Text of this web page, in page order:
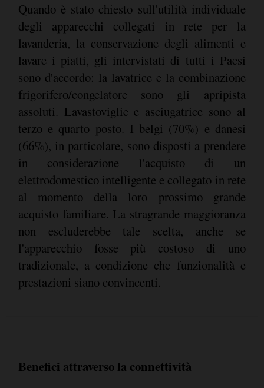
Quando è stato chiesto sull'utilità individuale
degli apparecchi collegati in rete per la
lavanderia, la conservazione degli alimenti e
lavare i piatti, gli intervistati di tutti i Paesi
sono d'accordo: la lavatrice e la combinazione
frigorifero/congelatore sono gli apripista
assoluti. Lavastoviglie e asciugatrice sono al
terzo e quarto posto. I belgi (70%) e danesi
(66%), in particolare, sono disposti a prendere
in considerazione l'acquisto di un
elettrodomestico intelligente e collegato in rete
al momento della loro prossimo grande
acquisto familiare. La stragrande maggioranza
non escluderebbe tale scelta, anche se
l'apparecchio fosse più costoso di uno
tradizionale, a condizione che funzionalità e
prestazioni siano convincenti.
Benefici attraverso la connettività